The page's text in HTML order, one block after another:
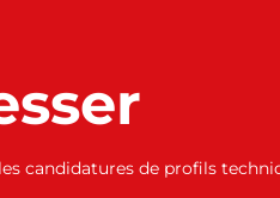
candidatures de profils